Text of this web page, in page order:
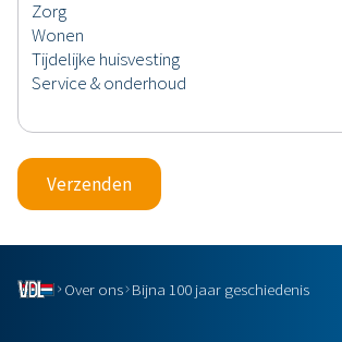
Verzenden
Over ons Bijna 100 jaar geschiedenis